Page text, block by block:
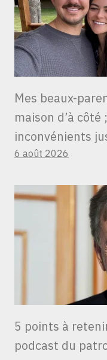
Mes beaux-
maison d’à
inconvénients
6 août 2026
5 points à
podcast du